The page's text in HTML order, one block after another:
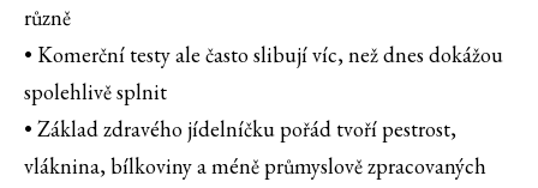
různě
• Komerční testy ale často slibují víc, než dnes dokážou
spolehlivě splnit
• Základ zdravého jídelníčku pořád tvoří pestrost,
vláknina, bílkoviny a méně průmyslově zpracovaných